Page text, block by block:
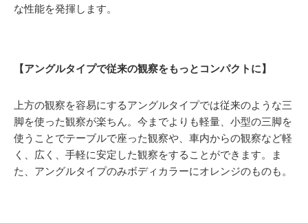
な性能を発揮します。
【アングルタイプで従来の観察をもっとコンパクトに】
上方の観察を容易にするアングルタイプでは従来のような三
脚を使った観察が楽ちん。今までよりも軽量、小型の三脚を
使うことでテーブルで座った観察や、車内からの観察など軽
く、広く、手軽に安定した観察をすることができます。ま
た、アングルタイプのみボディカラーにオレンジのものも。